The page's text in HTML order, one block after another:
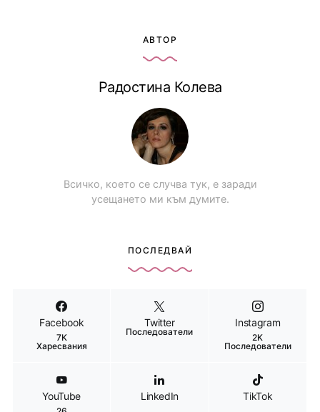
АВТОР
Радостина Колева
Всичко, което се случва тук, е заради
усещането ми към думите.
ПОСЛЕДВАЙ
Facebook
7K
Харесвания
Twitter
Последователи
Instagram
2K
Последователи
YouTube LinkedIn TikTok